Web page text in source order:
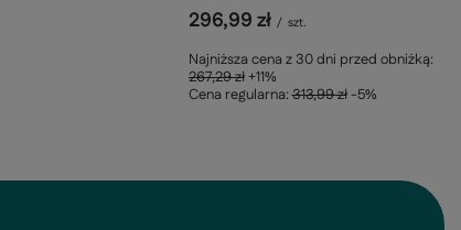
296,99 zł / szt.
Najniższa cena z 30 dni przed obniżką:
267,29 zł+11%
Cena regularna:313,99 zł-5%